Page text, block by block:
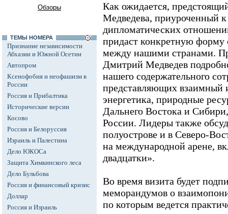
Обзоры
ТЕМЫ НОМЕРА
Признание независимости
Абхазии и Южной Осетии
Автопром
Ксенофобия и неофашизм в
России
Россия и Прибалтика
Исторические версии
Косово
Россия и Белоруссия
Израиль и Палестина
Дело ЮКОСа
Защита Химкинского леса
Дело Бульбова
Россия и финансовый кризис
Доллар
Россия и Израиль
Как ожидается,
Медведева, приуроченный
дипломатических
придаст конкретную форму
между нашими странами.
Дмитрий Медведев
нашего содержательного
представляющих взаимный
энергетика, природные
Дальнего Востока и
России. Лидеры также
полуострове и в Северо-
на международной арене,
двадцатки».
Во время визита будет
меморандумов о
по которым ведется